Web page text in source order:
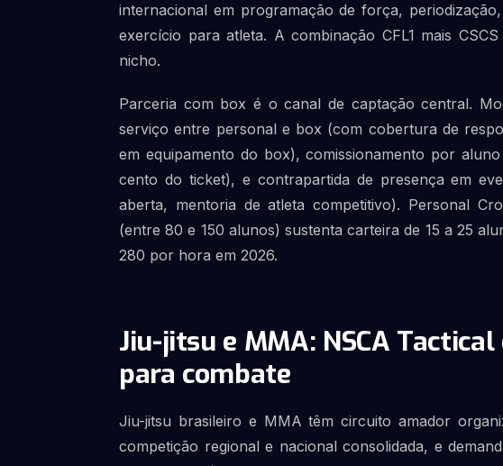
internacional em programação de força,
exercício para atleta. A combinação CFL1 mais
nicho.
Parceria com box é o canal de captação central.
serviço entre personal e box (com cobertura de
em equipamento do box), comissionamento por
cento do ticket), e contrapartida de presença em
aberta, mentoria de atleta competitivo). Personal
(entre 80 e 150 alunos) sustenta carteira de 15 a 25
280 por hora em 2026.
Jiu-jitsu e MMA: NSCA
para combate
Jiu-jitsu brasileiro e MMA têm circuito amador
competição regional e nacional consolidada, e